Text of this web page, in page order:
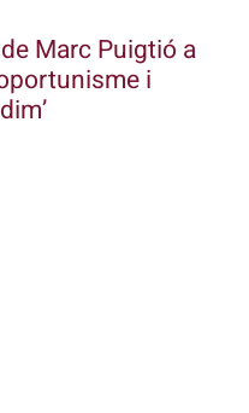
Marc Puigtió a
i